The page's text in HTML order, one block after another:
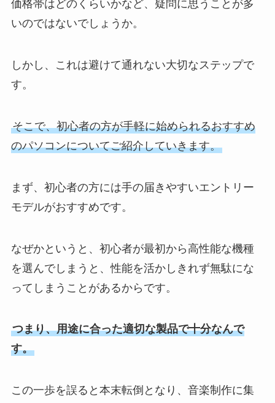
価格帯はどのくらいかなど、疑問に思うことが多
いのではないでしょうか。
しかし、これは避けて通れない大切なステップで
す。
そこで、初心者の方が手軽に始められるおすすめ
のパソコンについてご紹介していきます。
まず、初心者の方には手の届きやすいエントリー
モデルがおすすめです。
なぜかというと、初心者が最初から高性能な機種
を選んでしまうと、性能を活かしきれず無駄にな
ってしまうことがあるからです。
つまり、用途に合った適切な製品で十分なんで
す。
この一歩を誤ると本末転倒となり、音楽制作に集